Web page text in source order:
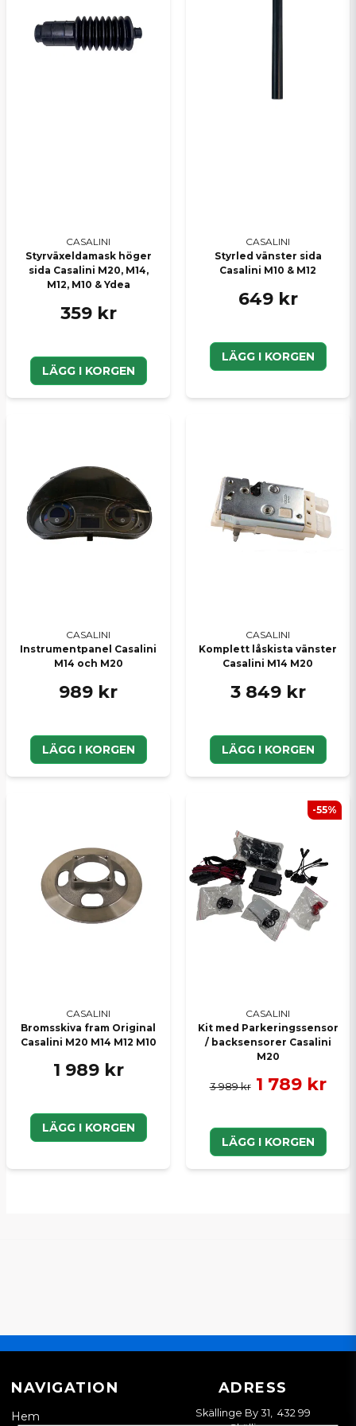
CASALINI
Styrväxeldamask höger
sida Casalini M20, M14,
M12, M10 & Ydea
359 kr
LÄGG I KORGEN
CASALINI
Styrled vänster sida
Casalini M10 & M12
649 kr
LÄGG I KORGEN
CASALINI
Instrumentpanel Casalini
M14 och M20
989 kr
LÄGG I KORGEN
CASALINI
Komplett låskista vänster
Casalini M14 M20
3 849 kr
LÄGG I KORGEN
CASALINI
Bromsskiva fram Original
Casalini M20 M14 M12 M10
1 989 kr
LÄGG I KORGEN
CASALINI
Kit med Parkeringssensor
/ backsensorer Casalini
M20
3 989 kr 1 789 kr
LÄGG I KORGEN
-55%
NAVIGATION
Hem
ADRESS
Skällinge By 31, 432 99